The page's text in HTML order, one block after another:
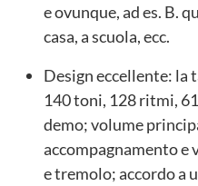
e ovunque, ad es. B.
casa, a scuola, ecc.
Design eccellente: la
140 toni, 128 ritmi,
demo; volume
accompagnamento e
e tremolo; accordo a